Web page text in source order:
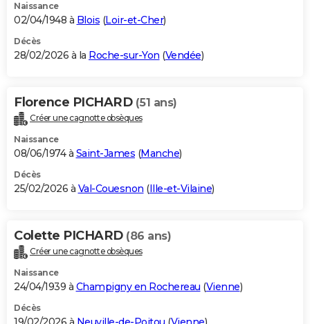
Naissance
02/04/1948 à Blois (Loir-et-Cher)
Décès
28/02/2026 à la Roche-sur-Yon (Vendée)
Florence PICHARD (51 ans)
Créer une cagnotte obsèques
Naissance
08/06/1974 à Saint-James (Manche)
Décès
25/02/2026 à Val-Couesnon (Ille-et-Vilaine)
Colette PICHARD (86 ans)
Créer une cagnotte obsèques
Naissance
24/04/1939 à Champigny en Rochereau (Vienne)
Décès